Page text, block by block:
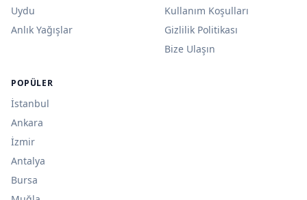
Uydu
Anlık Yağışlar
Kullanım Koşulları
Gizlilik Politikası
Bize Ulaşın
POPÜLER
İstanbul
Ankara
İzmir
Antalya
Bursa